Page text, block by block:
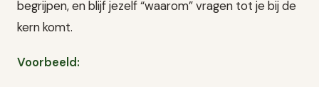
begrijpen, en blijf jezelf “waarom” vragen tot je bij de
kern komt.
Voorbeeld: